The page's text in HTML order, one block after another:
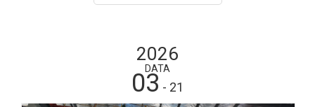
2026
DATA
03 - 21